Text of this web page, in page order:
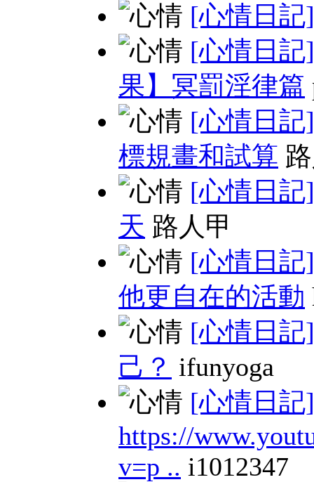
[心情日記]
[心情日記]
果】冥罰淫律篇
[心情日記]
標規畫和試算
[心情日記]
天 路人甲
[心情日記]
他更自在的活動
[心情日記]
己？ ifunyoga
[心情日記]
https://
v=p .. i1012347